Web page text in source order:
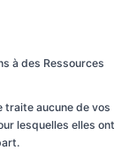
à des Ressources
traite aucune de vos
lesquelles elles ont